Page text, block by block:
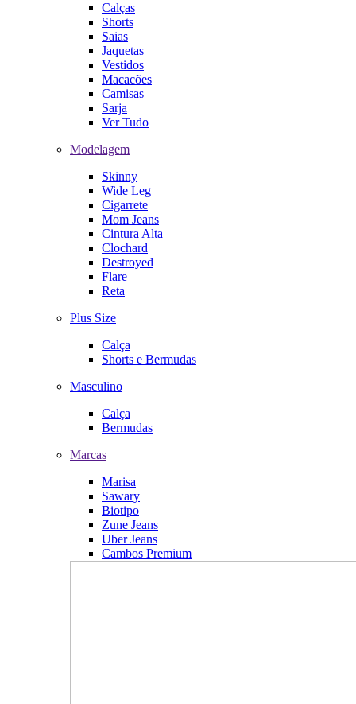
Calças
Shorts
Saias
Jaquetas
Vestidos
Macacões
Camisas
Sarja
Ver Tudo
Modelagem
Skinny
Wide Leg
Cigarrete
Mom Jeans
Cintura Alta
Clochard
Destroyed
Flare
Reta
Plus Size
Calça
Shorts e Bermudas
Masculino
Calça
Bermudas
Marcas
Marisa
Sawary
Biotipo
Zune Jeans
Uber Jeans
Cambos Premium